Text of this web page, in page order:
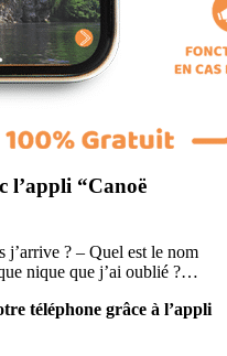
l’appli “Canoë
j’arrive ? – Quel est le nom
nique que j’ai oublié ?…
téléphone grâce à l’appli